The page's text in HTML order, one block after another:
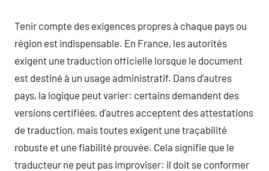
Tenir compte des exigences propres à chaque pays ou
région est indispensable. En France, les autorités
exigent une traduction officielle lorsque le document
est destiné à un usage administratif. Dans d’autres
pays, la logique peut varier: certains demandent des
versions certifiées, d’autres acceptent des attestations
de traduction, mais toutes exigent une traçabilité
robuste et une fiabilité prouvée. Cela signifie que le
traducteur ne peut pas improviser: il doit se conformer